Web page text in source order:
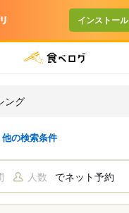
インストール
ング
他の検索条件
人数 でネット予約